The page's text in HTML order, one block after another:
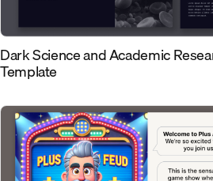
Dark Science and Academic
Template